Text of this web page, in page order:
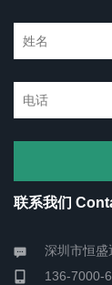
联系我们
深圳市恒盛
136-7000-